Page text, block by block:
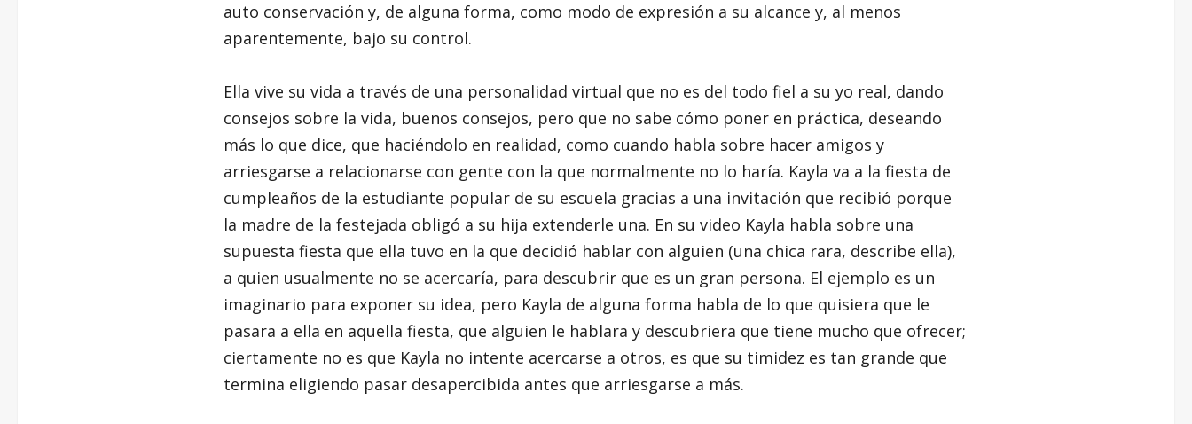
auto conservación y, de alguna forma, como modo de expresión a su alcance y, al menos
aparentemente, bajo su control.
Ella vive su vida a través de una personalidad virtual que no es del todo fiel a su yo real, dando
consejos sobre la vida, buenos consejos, pero que no sabe cómo poner en práctica, deseando
más lo que dice, que haciéndolo en realidad, como cuando habla sobre hacer amigos y
arriesgarse a relacionarse con gente con la que normalmente no lo haría. Kayla va a la fiesta de
cumpleaños de la estudiante popular de su escuela gracias a una invitación que recibió porque
la madre de la festejada obligó a su hija extenderle una. En su video Kayla habla sobre una
supuesta fiesta que ella tuvo en la que decidió hablar con alguien (una chica rara, describe ella),
a quien usualmente no se acercaría, para descubrir que es un gran persona. El ejemplo es un
imaginario para exponer su idea, pero Kayla de alguna forma habla de lo que quisiera que le
pasara a ella en aquella fiesta, que alguien le hablara y descubriera que tiene mucho que ofrecer;
ciertamente no es que Kayla no intente acercarse a otros, es que su timidez es tan grande que
termina eligiendo pasar desapercibida antes que arriesgarse a más.